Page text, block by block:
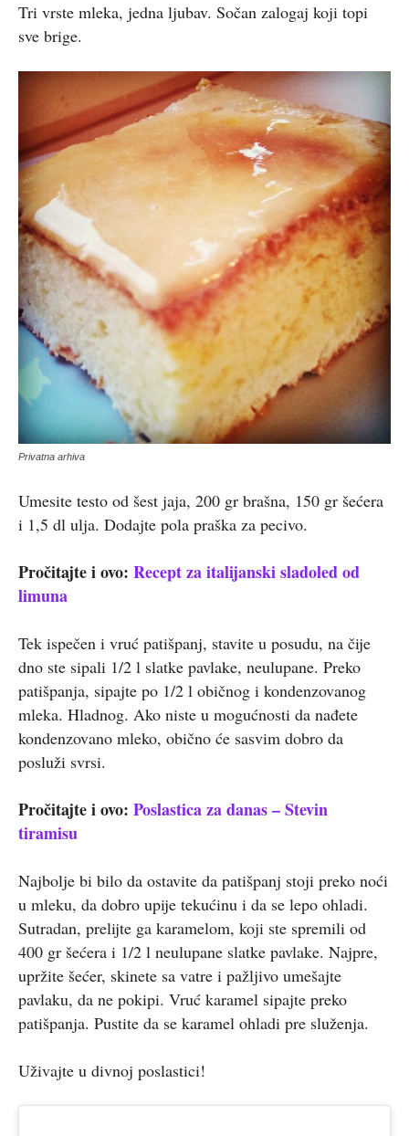
Tri vrste mleka, jedna ljubav. Sočan zalogaj koji topi
sve brige.
Privatna arhiva
Umesite testo od šest jaja, 200 gr brašna, 150 gr šećera
i 1,5 dl ulja. Dodajte pola praška za pecivo.
Pročitajte i ovo: Recept za italijanski sladoled od
limuna
Tek ispečen i vruć patišpanj, stavite u posudu, na čije
dno ste sipali 1/2 l slatke pavlake, neulupane. Preko
patišpanja, sipajte po 1/2 l običnog i kondenzovanog
mleka. Hladnog. Ako niste u mogućnosti da nađete
kondenzovano mleko, obično će sasvim dobro da
posluži svrsi.
Pročitajte i ovo: Poslastica za danas – Stevin
tiramisu
Najbolje bi bilo da ostavite da patišpanj stoji preko noći
u mleku, da dobro upije tekućinu i da se lepo ohladi.
Sutradan, prelijte ga karamelom, koji ste spremili od
400 gr šećera i 1/2 l neulupane slatke pavlake. Najpre,
upržite šećer, skinete sa vatre i pažljivo umešajte
pavlaku, da ne pokipi. Vruć karamel sipajte preko
patišpanja. Pustite da se karamel ohladi pre služenja.
Uživajte u divnoj poslastici!